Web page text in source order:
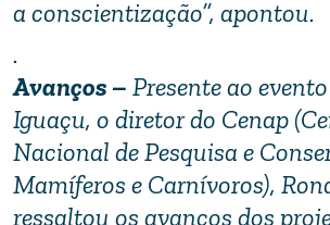
a conscientização”, apontou.
.
Avanços – Presente ao
Iguaçu, o diretor do Cenap
Nacional de Pesquisa e
Mamíferos e Carnívoros),
ressaltou os avanços dos